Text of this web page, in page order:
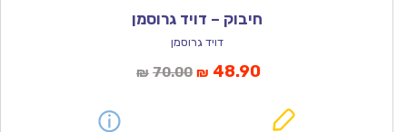
חיבוק – דויד גרוסמן
דויד גרוסמן
₪ 70.00המחיר
₪ 48.90המחיר
הוא: